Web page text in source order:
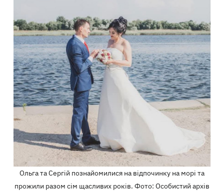
Ольга та Сергій познайомилися на відпочинку на морі та
прожили разом сім щасливих років. Фото: Особистий архів